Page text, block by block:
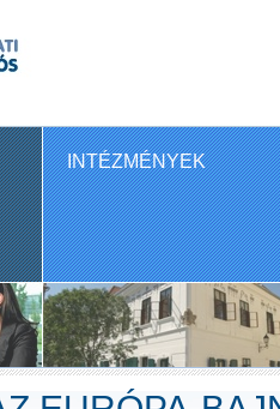
INTÉZMÉNYEK